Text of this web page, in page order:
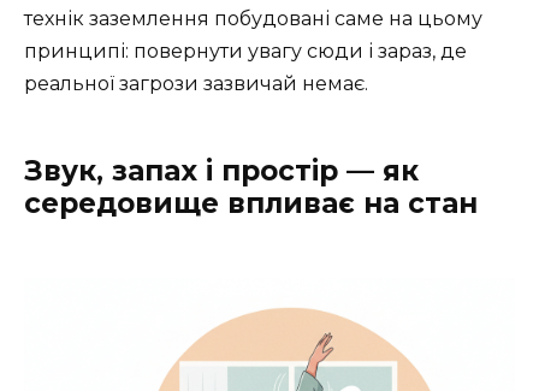
технік заземлення побудовані саме на цьому
принципі: повернути увагу сюди і зараз, де
реальної загрози зазвичай немає.
Звук, запах і простір — як
середовище впливає на стан